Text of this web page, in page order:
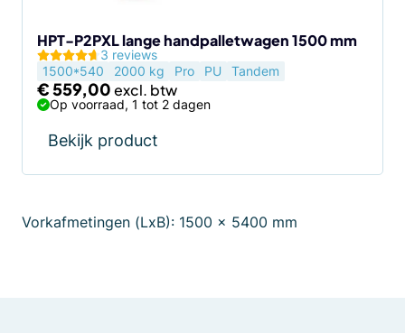
HPT-P2PXL lange handpalletwagen 1500 mm
3 reviews
1500*540
2000 kg Pro PU Tandem
€559,00
Op voorraad, 1 tot 2 dagen
Bekijk product
Vorkafmetingen (LxB): 1500 x 5400 mm